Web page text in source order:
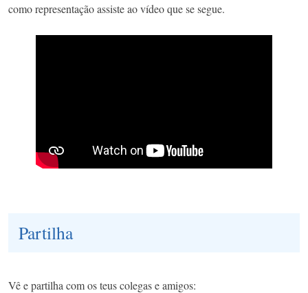
como representação assiste ao vídeo que se segue.
Partilha
Vê e partilha com os teus colegas e amigos: